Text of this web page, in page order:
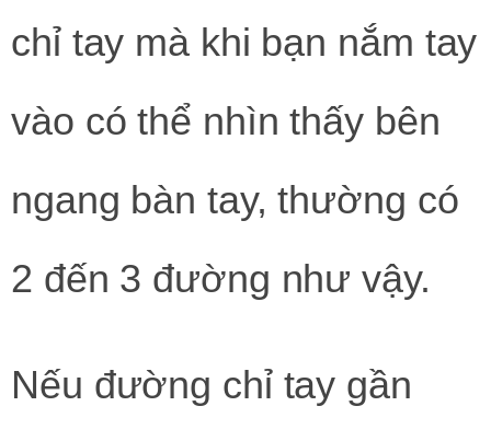
chỉ tay mà khi bạn nắm tay
vào có thể nhìn thấy bên
ngang bàn tay, thường có
2 đến 3 đường như vậy.
Nếu đường chỉ tay gần